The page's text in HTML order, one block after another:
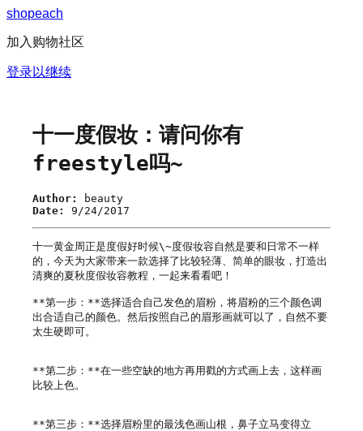
shopeach
加入购物社区
登录以继续
十一度假妆：请问你有
freestyle吗~
Author:
beauty
Date:
9/24/2017
十一黄金周正是度假好时候\~度假妆容自然是要和日常不一样
的，今天为大家带来一款选择了比较轻薄、简单的眼妆，打造出
清爽的夏秋度假妆容教程，一起来看看吧！
**第一步：**选择适合自己发色的眉粉，将眉粉的三个颜色调
出合适自己的颜色。然后按照自己的眉形画就可以了，自然不要
太生硬即可。
**第二步：**在一些空缺的地方再用戳的方式画上去，这样画
比较上色。
**第三步：**选择眉粉里的最浅色画山根，鼻子立马变得立